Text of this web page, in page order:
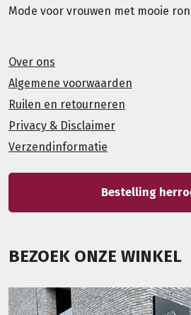
Mode voor vrouwen met mooie
Over ons
Algemene voorwaarden
Ruilen en retourneren
Privacy & Disclaimer
Verzendinformatie
Bestelling
BEZOEK ONZE WINKEL